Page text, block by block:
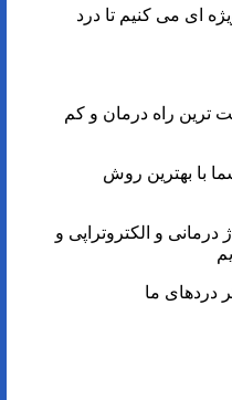
ای می کنیم تا درد
ترین راه درمان و کم
با بهترین روش
و الکتروتراپی و
دردهای ما